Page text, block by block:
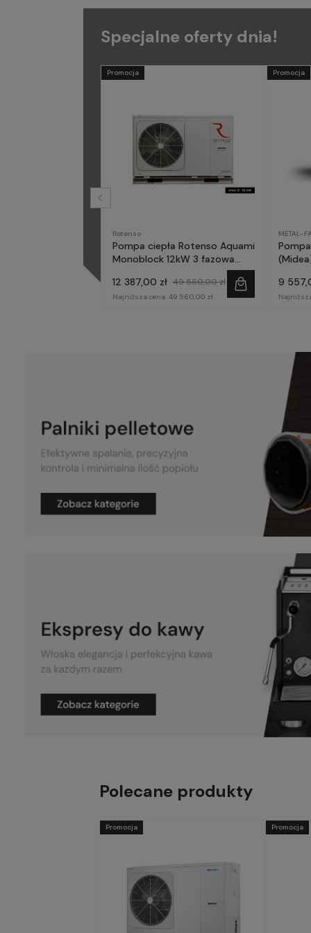
Specjalne oferty dnia!
Rotenso
Pompa ciepła Rotenso Aquami
Monoblock 12kW 3 fazowa
12 387,00 zł 49 560,00 zł
Najniższa cena: 49 560,00 zł
Promocja
METAL-
9
Promocja
Polecane produkty
Promocja Promocja